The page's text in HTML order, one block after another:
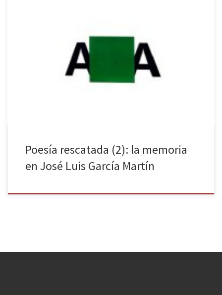
Hace unos meses dedicábamos unas palabras a los poemarios de
José María Antón Morla y de Ángel Moreta, en esta serie de
artículos sobre poemarios y poetas rescatados que continuamos
aquí («Alcanzar fama literaria: poesía rescatada [1]», La Huella
Digital, 12/03/2020). Ciertamente, la escritura es una forma de
Poesía rescatada (2): la memoria
en José Luis García Martín